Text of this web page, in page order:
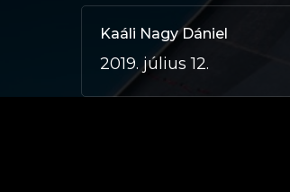
Kaáli Nagy Dániel
2019. július 12.